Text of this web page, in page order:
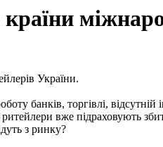
України.
банків, торгівлі, відсутній
вже підраховують
з ринку?